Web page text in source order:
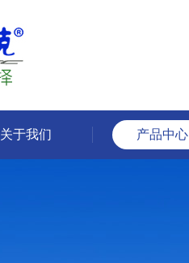
关于我们 产品中心